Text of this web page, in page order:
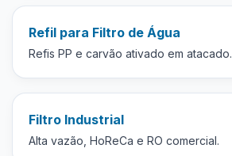
Refil para Filtro de Água
Refis PP e carvão ativado em atacado.
Filtro Industrial
Alta vazão, HoReCa e RO comercial.